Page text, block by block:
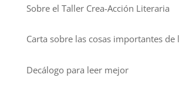
Sobre el Taller Crea-Acción Literaria
Carta sobre las cosas importantes de
Decálogo para leer mejor